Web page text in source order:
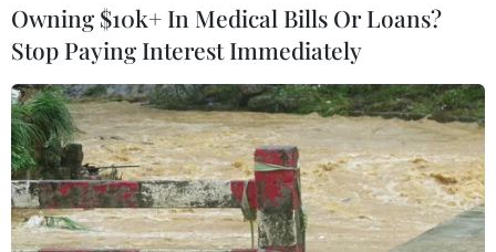
Người dân huyện Lệ Thủy dọn dẹp nhà cửa. (Ảnh: Danh
Lam/TTXVN)
Owning $10k+ In Medical Bills Or Loans?
Stop Paying Interest Immediately